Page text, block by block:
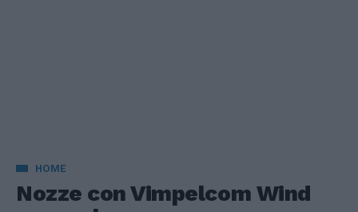
HOME
Nozze con Vimpelcom Wind